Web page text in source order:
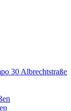
30 Albrechtstraße